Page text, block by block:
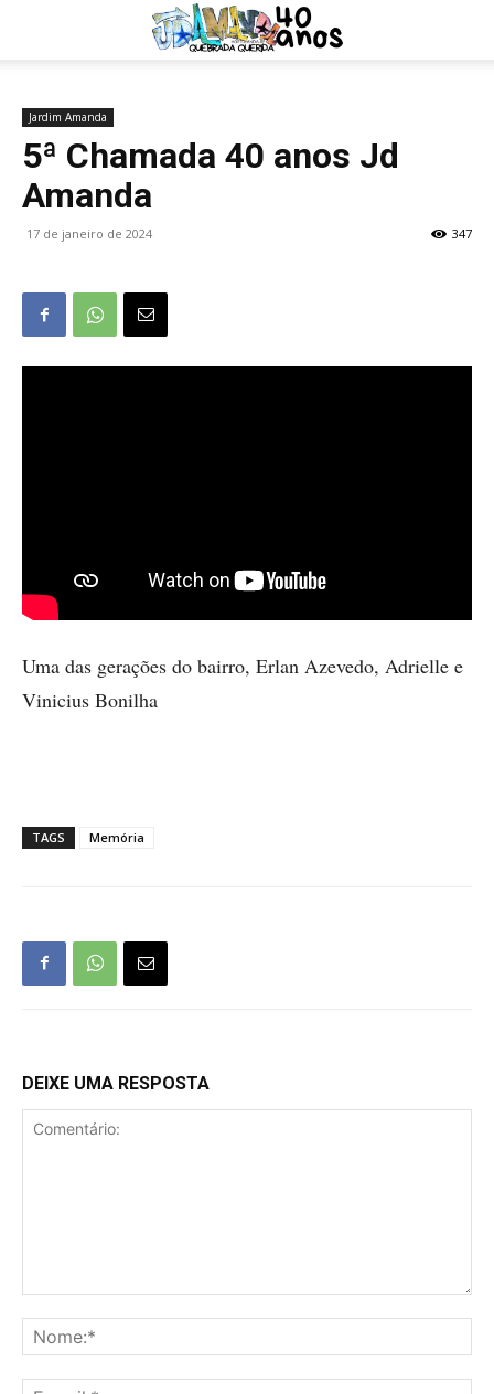
Jardim Amanda
5ª Chamada 40 anos Jd
Amanda
17 de janeiro de 2024 347
Uma das gerações do bairro, Erlan Azevedo, Adrielle e
Vinicius Bonilha
TAGS Memória
DEIXE UMA RESPOSTA